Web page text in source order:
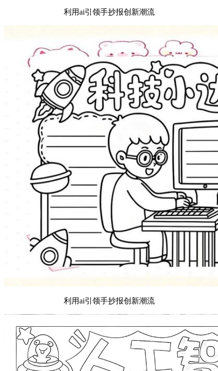
利用ai引领手抄报创新潮流
利用ai引领手抄报创新潮流